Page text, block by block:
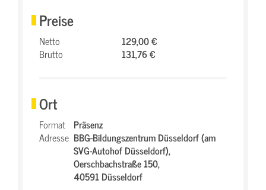
Preise
Netto
129,00 €
Brutto
131,76 €
Ort
Format Präsenz
Adresse BBG-Bildungszentrum Düsseldorf (am
SVG-Autohof Düsseldorf),
Oerschbachstraße 150,
40591 Düsseldorf